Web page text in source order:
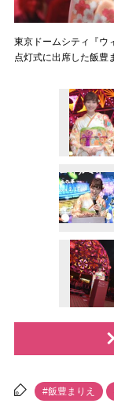
東京ドームシティ『ウ
点灯式に出席した飯豊
#飯豊まりえ